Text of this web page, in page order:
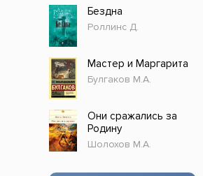
Разное
Прочие издания
Бездна
Роллинс Д.
Мастер и Маргарита
Булгаков М.А.
Они сражались за
Родину
Шолохов М.А.